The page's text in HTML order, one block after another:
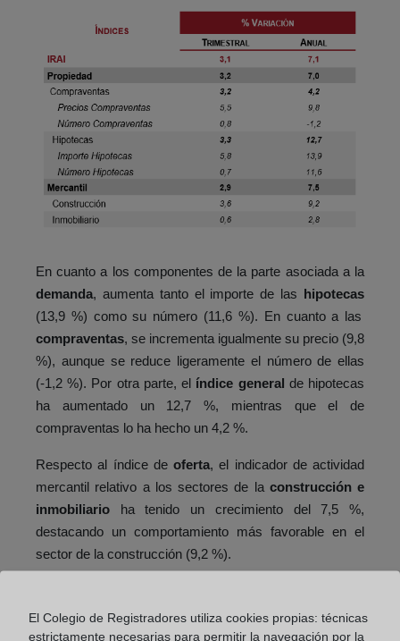
En cuanto a los componentes de la parte asociada a la
demanda, aumenta tanto el importe de las
hipotecas
(13,9 %) como su número (11,6 %). En cuanto a las
compraventas, se incrementa igualmente su precio (9,8
%), aunque se reduce ligeramente el número de ellas
(-1,2 %). Por otra parte, el índice general de hipotecas
ha aumentado un 12,7 %, mientras que el de
compraventas lo ha hecho un 4,2 %.
Respecto al índice de oferta, el indicador de actividad
mercantil relativo a los sectores de la construcción e
inmobiliario ha tenido un crecimiento del 7,5 %,
destacando un comportamiento más favorable en el
sector de la construcción (9,2 %).
Colegio de Registradores es una síntesis de indicadores del
El Colegio de Registradores utiliza cookies propias: técnicas
estrictamente necesarias para permitir la navegación por la